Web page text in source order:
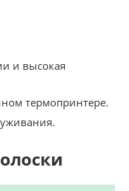
и высокая
термопринтере.